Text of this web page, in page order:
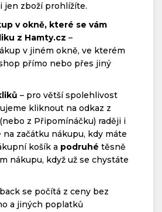
jen zboží prohlížíte.
v okně, které se vám
z Hamty.cz –
v jiném okně, ve kterém
přímo nebo přes jiný
– pro větší spolehlivost
kliknout na odkaz z
z Připomínáčku) raději i
na začátku nákupu, kdy máte
košík a podruhé těsně
nákupu, když už se chystáte
se počítá z ceny bez
a jiných poplatků